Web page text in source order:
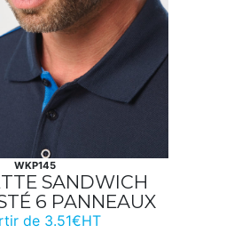
WKP145
SANDWICH
6 PANNEAUX
de 3.51€HT